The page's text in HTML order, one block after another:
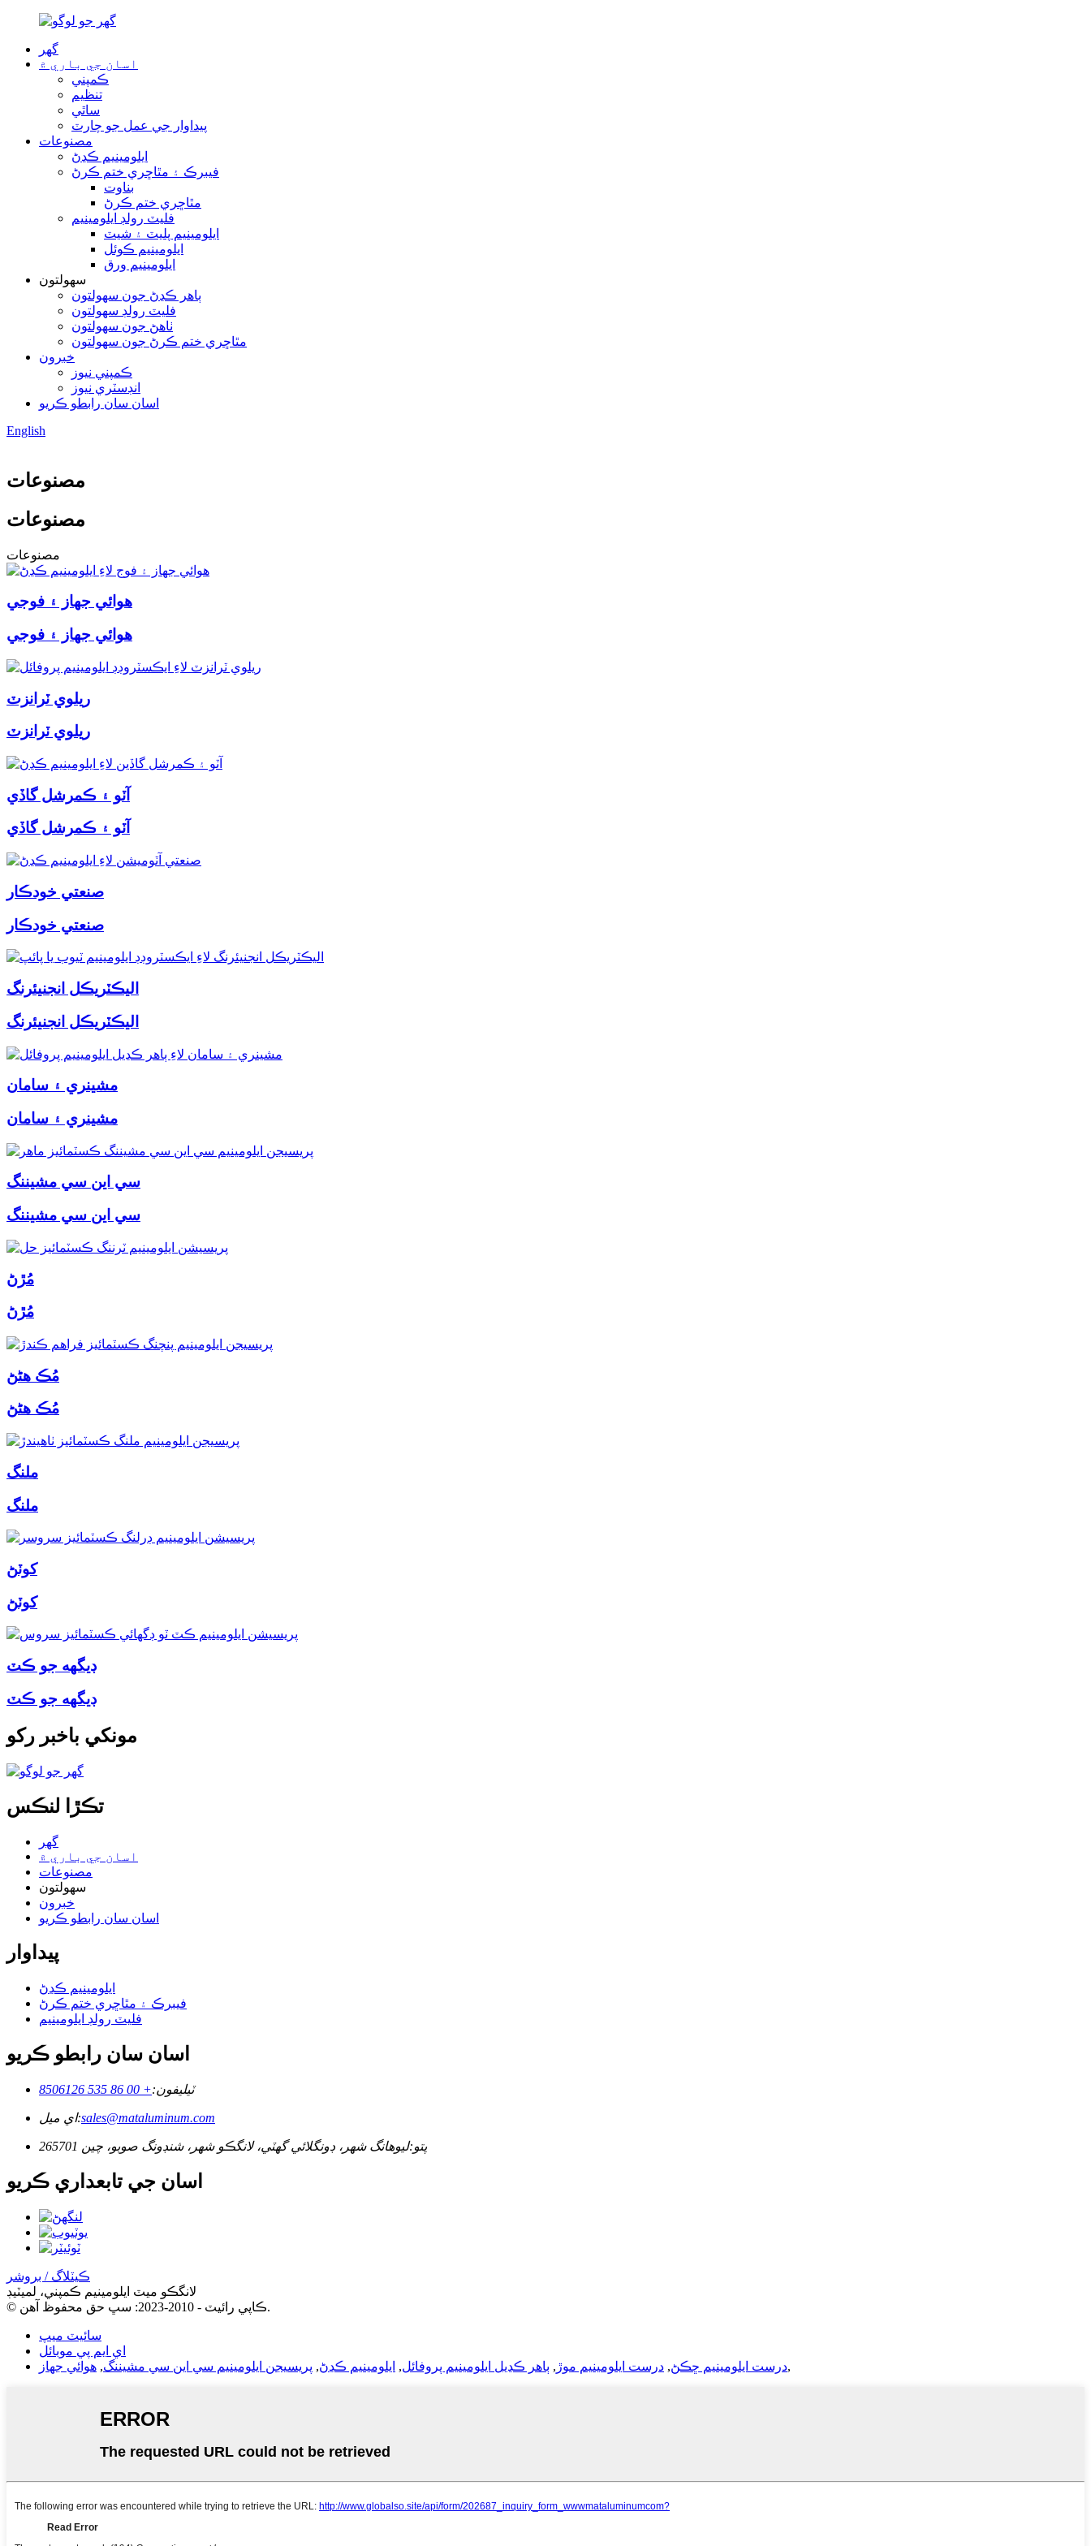
گھر
اسان جي باري ۾
ڪمپني
تنظيم
ساٿي
پيداوار جي عمل جو چارٽ
مصنوعات
ايلومينيم ڪڍڻ
فيبرڪ ۽ مٿاڇري ختم ڪرڻ
بناوت
مٿاڇري ختم ڪرڻ
فليٽ رولڊ ايلومينيم
ايلومينيم پليٽ ۽ شيٽ
ايلومينيم ڪوئل
ايلومينيم ورق
سهولتون
ٻاھر ڪڍڻ جون سهولتون
فليٽ رولڊ سهولتون
ٺاهڻ جون سهولتون
مٿاڇري ختم ڪرڻ جون سهولتون
خبرون
ڪمپني نيوز
انڊسٽري نيوز
اسان سان رابطو ڪريو
English
مصنوعات
مصنوعات
مصنوعات
هوائي جهاز ۽ فوجي
هوائي جهاز ۽ فوجي
ريلوي ٽرانزٽ
ريلوي ٽرانزٽ
آٽو ۽ ڪمرشل گاڏي
آٽو ۽ ڪمرشل گاڏي
صنعتي خودڪار
صنعتي خودڪار
اليڪٽريڪل انجنيئرنگ
اليڪٽريڪل انجنيئرنگ
مشينري ۽ سامان
مشينري ۽ سامان
سي اين سي مشيننگ
سي اين سي مشيننگ
مُڙڻ
مُڙڻ
مُڪ هڻڻ
مُڪ هڻڻ
ملنگ
ملنگ
کوٽڻ
کوٽڻ
ڊيگهه جو ڪٽ
ڊيگهه جو ڪٽ
مونکي باخبر رکو
تڪڙا لنڪس
گھر
اسان جي باري ۾
مصنوعات
سهولتون
خبرون
اسان سان رابطو ڪريو
پيداوار
ايلومينيم ڪڍڻ
فيبرڪ ۽ مٿاڇري ختم ڪرڻ
فليٽ رولڊ ايلومينيم
اسان سان رابطو ڪريو
ٽيليفون:+ 00 86 535 8506126
اي ميل:sales@mataluminum.com
پتو:ليوهانگ شهر، ڊونگلائي گهٽي، لانگڪو شهر، شنڊونگ صوبو، چين 265701
اسان جي تابعداري ڪريو
ڪيٽلاگ / بروشر
لانگڪو ميٽ ايلومينيم ڪمپني، لميٽيڊ
© ڪاپي رائيٽ - 2010-2023: سڀ حق محفوظ آهن.
سائيٽ ميپ
اي ايم پي موبائل
درست ايلومينيم ڇڪڻ, درست ايلومينيم موڙ , ٻاھر ڪڍيل ايلومينيم پروفائل, ايلومينيم ڪڍڻ, پريسيجن ايلومينيم سي اين سي مشيننگ, هوائي جهاز ,